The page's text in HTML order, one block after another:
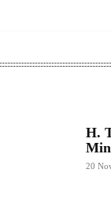
H.
20